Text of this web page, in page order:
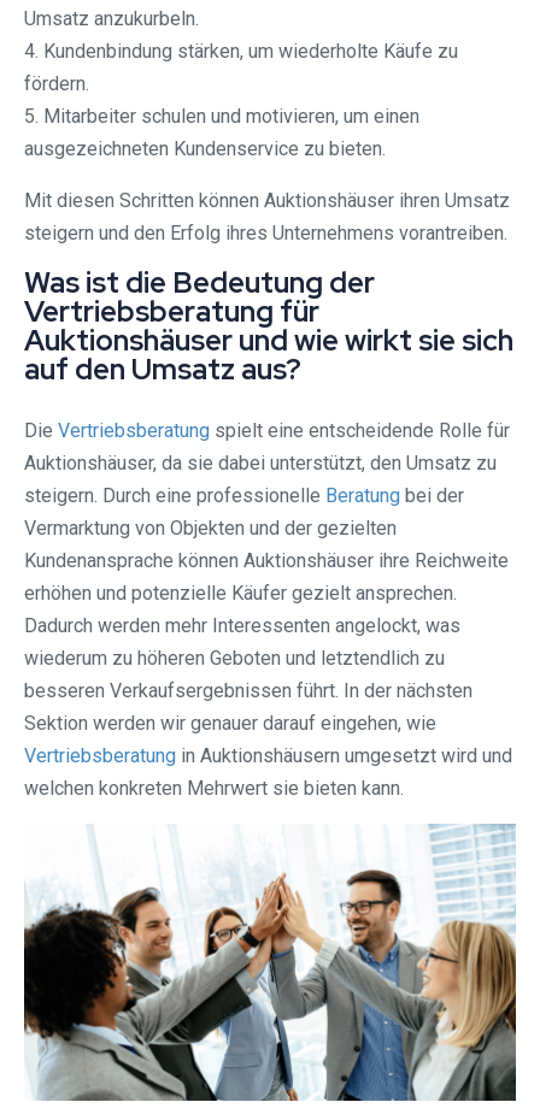
Umsatz anzukurbeln.
4. Kundenbindung stärken, um wiederholte Käufe zu
fördern.
5. Mitarbeiter schulen und motivieren, um einen
ausgezeichneten Kundenservice zu bieten.
Mit diesen Schritten können Auktionshäuser ihren Umsatz
steigern und den Erfolg ihres Unternehmens vorantreiben.
Was ist die Bedeutung der
Vertriebsberatung für
Auktionshäuser und wie wirkt sie sich
auf den Umsatz aus?
Die Vertriebsberatung spielt eine entscheidende Rolle für
Auktionshäuser, da sie dabei unterstützt, den Umsatz zu
steigern. Durch eine professionelle Beratung bei der
Vermarktung von Objekten und der gezielten
Kundenansprache können Auktionshäuser ihre Reichweite
erhöhen und potenzielle Käufer gezielt ansprechen.
Dadurch werden mehr Interessenten angelockt, was
wiederum zu höheren Geboten und letztendlich zu
besseren Verkaufsergebnissen führt. In der nächsten
Sektion werden wir genauer darauf eingehen, wie
Vertriebsberatung in Auktionshäusern umgesetzt wird und
welchen konkreten Mehrwert sie bieten kann.